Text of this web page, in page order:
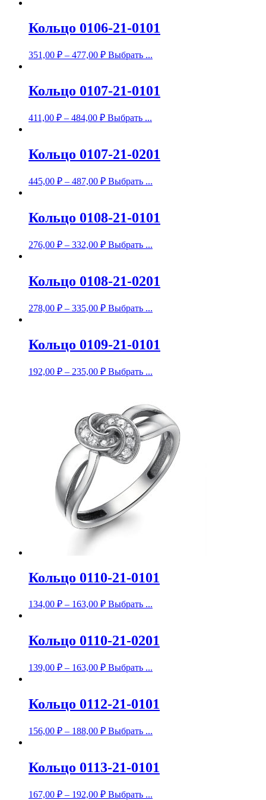
Кольцо 0106-21-0101
351,00 ₽ – 477,00 ₽ Выбрать ...
Кольцо 0107-21-0101
411,00 ₽ – 484,00 ₽ Выбрать ...
Кольцо 0107-21-0201
445,00 ₽ – 487,00 ₽ Выбрать ...
Кольцо 0108-21-0101
276,00 ₽ – 332,00 ₽ Выбрать ...
Кольцо 0108-21-0201
278,00 ₽ – 335,00 ₽ Выбрать ...
Кольцо 0109-21-0101
192,00 ₽ – 235,00 ₽ Выбрать ...
Кольцо 0110-21-0101
134,00 ₽ – 163,00 ₽ Выбрать ...
Кольцо 0110-21-0201
139,00 ₽ – 163,00 ₽ Выбрать ...
Кольцо 0112-21-0101
156,00 ₽ – 188,00 ₽ Выбрать ...
Кольцо 0113-21-0101
167,00 ₽ – 192,00 ₽ Выбрать ...